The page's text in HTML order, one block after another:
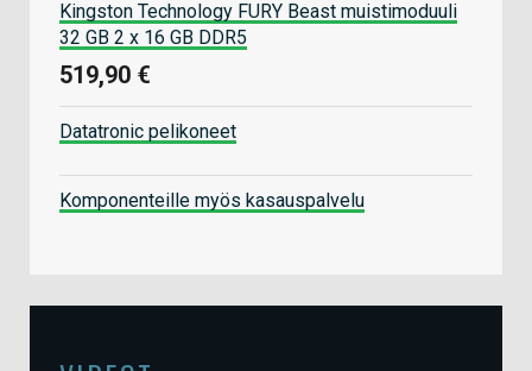
Kingston Technology FURY Beast muistimoduuli
32 GB 2 x 16 GB DDR5
519,90 €
Datatronic pelikoneet
Komponenteille myös kasauspalvelu